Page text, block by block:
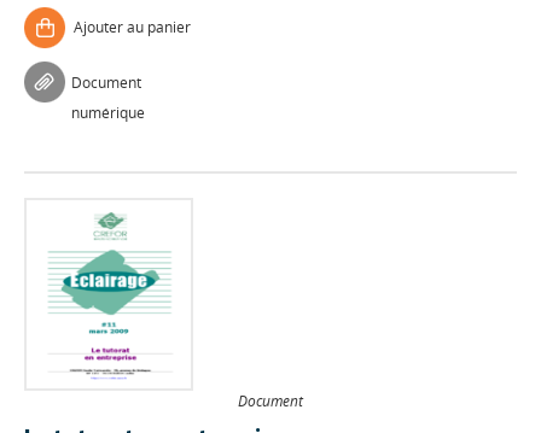
Ajouter au panier
Document
numérique
Document